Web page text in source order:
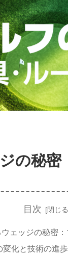
の秘
目次
ェッジの秘密
変化と技術の進歩